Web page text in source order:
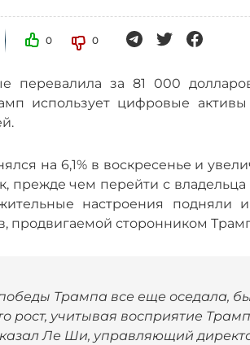
0 0
перевалила за 81 000
использует цифровые
на 6,1% в воскресенье и
прежде чем перейти с владельца
настроения подняли
продвигаемой сторонником
Трампа все еще оседала,
рост, учитывая восприятие
Ле Ши, управляющий